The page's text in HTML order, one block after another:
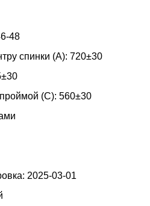
48
спинки (A): 720±30
(С): 560±30
2025-03-01